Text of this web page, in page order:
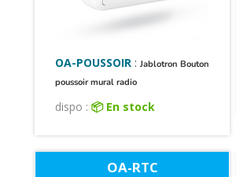
OA-POUSSOIR :Jablotron Bouton
poussoir mural radio
dispo : 📦 En stock
OA-RTC